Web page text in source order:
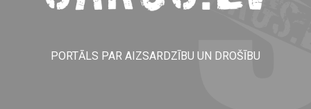
PORTĀLS PAR AIZSARDZĪBU UN DROŠĪBU